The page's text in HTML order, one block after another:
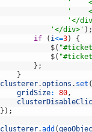
'
'
'</
'</div>' ) ;
if
( i<=3)
{
$(
$(
} ;
}
clusterer.options . set (
gridSize: 80 ,
} ) ;
clusterer.add (